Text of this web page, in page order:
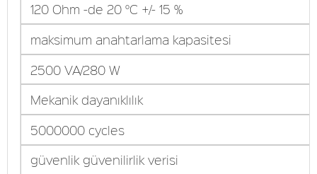
120 Ohm -de 20 °C +/- 15 %
maksimum anahtarlama kapasitesi
2500 VA/280 W
Mekanik dayanıklılık
5000000 cycles
güvenlik güvenilirlik verisi